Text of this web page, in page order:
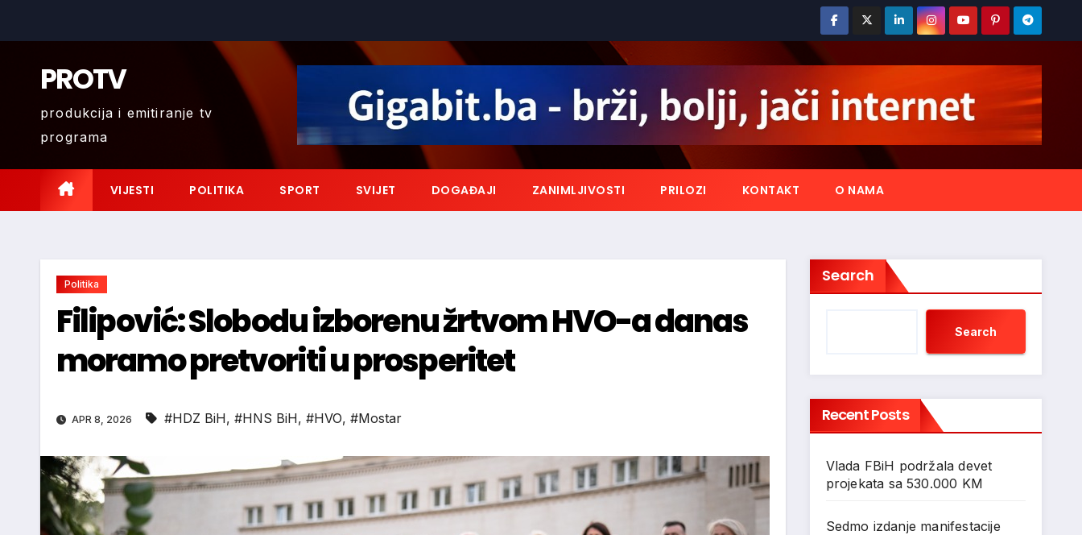
PROTV
produkcija i emitiranje tv
programa
VIJESTI POLITIKA SPORT SVIJET DOGAĐAJI ZANIMLJIVOSTI PRILOZI KONTAKT O NAMA
Politika
Filipović: Slobodu izborenu žrtvom HVO-a danas
moramo pretvoriti u prosperitet
APR 8, 2026 #HDZ BiH, #HNS BiH, #HVO, #Mostar
Search
Search
Recent Posts
Vlada FBiH podržala devet
projekata sa 530.000 KM
Sedmo izdanje manifestacije